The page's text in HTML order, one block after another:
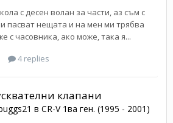
с десен волан за части, аз съм с
пасват нещата и на мен ми трябва
с часовника, ако може, така я...
4 replies
клапани
в CR-V 1ва ген. (1995 - 2001)